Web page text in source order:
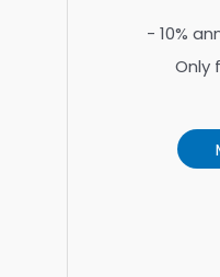
- 10%
Only